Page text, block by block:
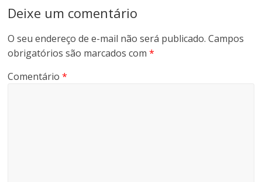
Deixe um comentário
O seu endereço de e-mail não será publicado. Campos
obrigatórios são marcados com*
Comentário*